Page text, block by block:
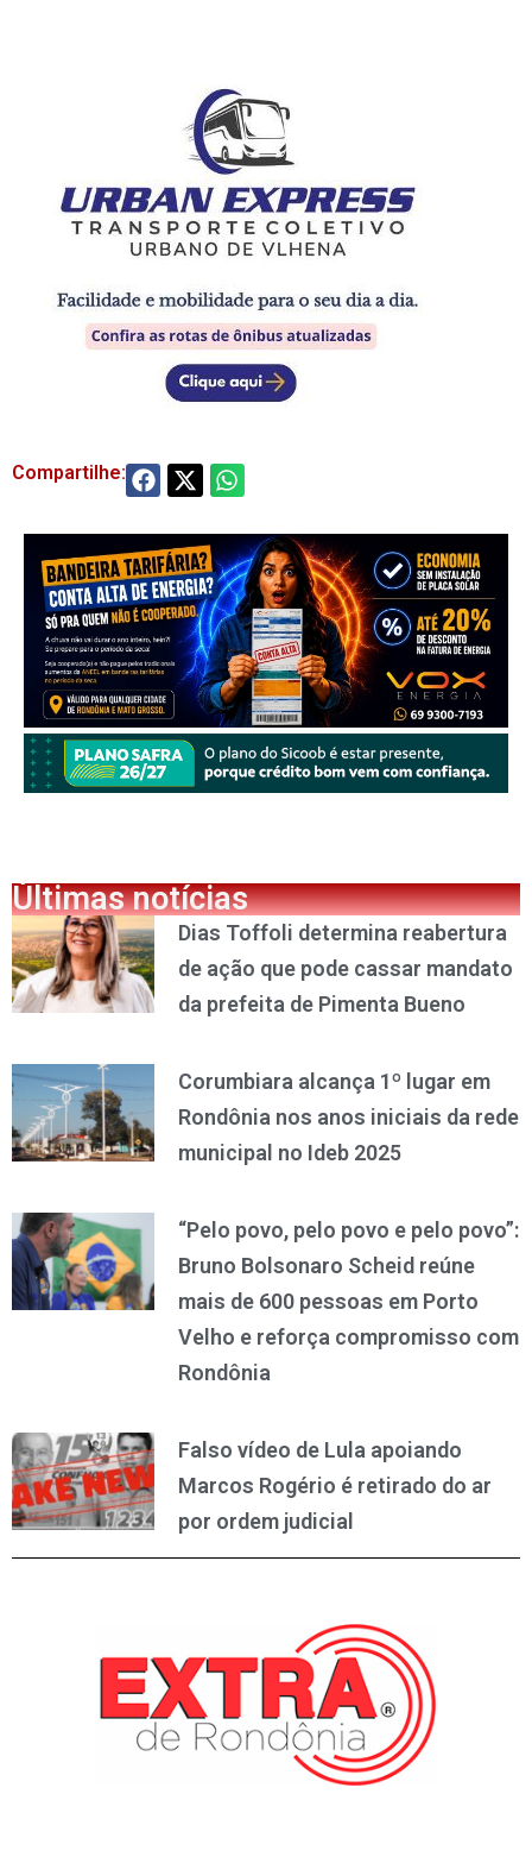
Compartilhe:
Últimas notícias
Dias Toffoli determina reabertura
de ação que pode cassar mandato
da prefeita de Pimenta Bueno
Corumbiara alcança 1º lugar em
Rondônia nos anos iniciais da rede
municipal no Ideb 2025
“Pelo povo, pelo povo e pelo povo”:
Bruno Bolsonaro Scheid reúne
mais de 600 pessoas em Porto
Velho e reforça compromisso com
Rondônia
Falso vídeo de Lula apoiando
Marcos Rogério é retirado do ar
por ordem judicial